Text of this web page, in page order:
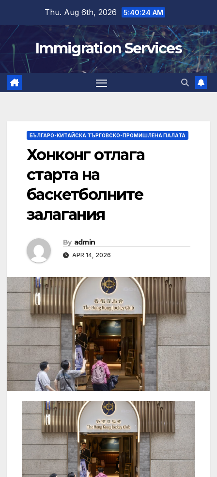
content
Thu. Aug 6th, 2026 5:40:25 AM
Immigration Services
БЪЛГАРО-КИТАЙСКА ТЪРГОВСКО-ПРОМИШЛЕНА ПАЛАТА
Хонконг отлага
старта на
баскетболните
залагания
By admin
APR 14, 2026